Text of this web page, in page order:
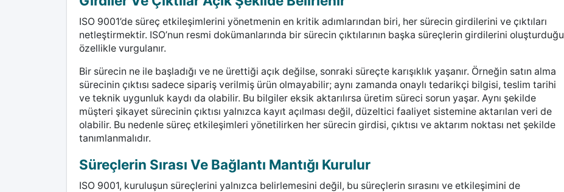
ISO 9001’de süreç etkileşimlerini yönetmenin en kritik adımlarından biri, her sürecin girdilerini ve çıktıları
netleştirmektir. ISO’nun resmi dokümanlarında bir sürecin çıktılarının başka süreçlerin girdilerini oluşturduğu
özellikle vurgulanır.
Bir sürecin ne ile başladığı ve ne ürettiği açık değilse, sonraki süreçte karışıklık yaşanır. Örneğin satın alma
sürecinin çıktısı sadece sipariş verilmiş ürün olmayabilir; aynı zamanda onaylı tedarikçi bilgisi, teslim tarihi
ve teknik uygunluk kaydı da olabilir. Bu bilgiler eksik aktarılırsa üretim süreci sorun yaşar. Aynı şekilde
müşteri şikayet sürecinin çıktısı yalnızca kayıt açılması değil, düzeltici faaliyet sistemine aktarılan veri de
olabilir. Bu nedenle süreç etkileşimleri yönetilirken her sürecin girdisi, çıktısı ve aktarım noktası net şekilde
tanımlanmalıdır.
Süreçlerin Sırası Ve Bağlantı Mantığı Kurulur
ISO 9001, kuruluşun süreçlerini yalnızca belirlemesini değil, bu süreçlerin sırasını ve etkileşimini de